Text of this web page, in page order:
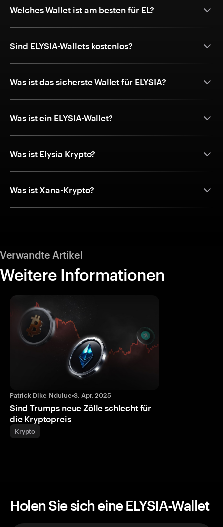
Welches Wallet ist am besten für EL?
Sind ELYSIA-Wallets kostenlos?
Was ist das sicherste Wallet für ELYSIA?
Was ist ein ELYSIA-Wallet?
Was ist Elysia Krypto?
Was ist Xana-Krypto?
Verwandte Artikel
Weitere Informationen
Patrick Dike-Ndulue•3. Apr. 2025
Sind Trumps neue Zölle schlecht für
die Kryptopreis
Krypto
Holen Sie sich eine ELYSIA-Wallet